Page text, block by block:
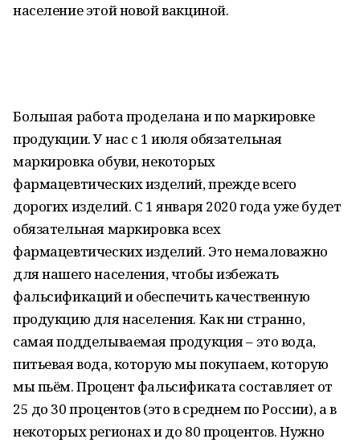
население этой новой вакциной.
Большая работа проделана и по маркировке
продукции. У нас с 1 июля обязательная
маркировка обуви, некоторых
фармацевтических изделий, прежде всего
дорогих изделий. С 1 января 2020 года уже будет
обязательная маркировка всех
фармацевтических изделий. Это немаловажно
для нашего населения, чтобы избежать
фальсификаций и обеспечить качественную
продукцию для населения. Как ни странно,
самая подделываемая продукция – это вода,
питьевая вода, которую мы покупаем, которую
мы пьём. Процент фальсификата составляет от
25 до 30 процентов (это в среднем по России), а в
некоторых регионах и до 80 процентов. Нужно